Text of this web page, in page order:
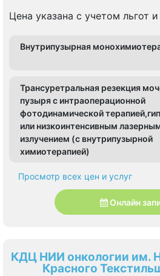
Цена указана с учетом льгот
Внутрипузырная
Трансуретральная резекция
пузыря с интраоперационной
фотодинамической
или низкоинтенсивным
излучением (с внутрипузырной
химиотерапией)
Просмотр всех цен и услуг
Онлайн
КДЦ НИИ онкологии им.
Красного